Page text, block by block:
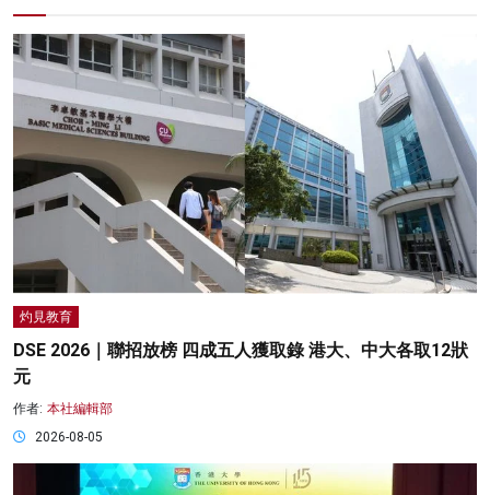
灼見教育
DSE 2026｜聯招放榜 四成五人獲取錄 港大、中大各取12狀
元
作者: 本社編輯部
2026-08-05